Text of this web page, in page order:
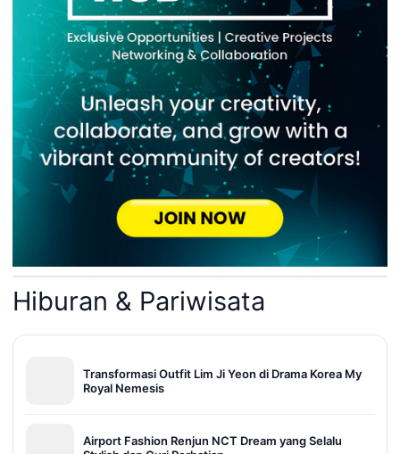
Hiburan & Pariwisata
Transformasi Outfit Lim Ji Yeon di Drama Korea My
Royal Nemesis
Airport Fashion Renjun NCT Dream yang Selalu